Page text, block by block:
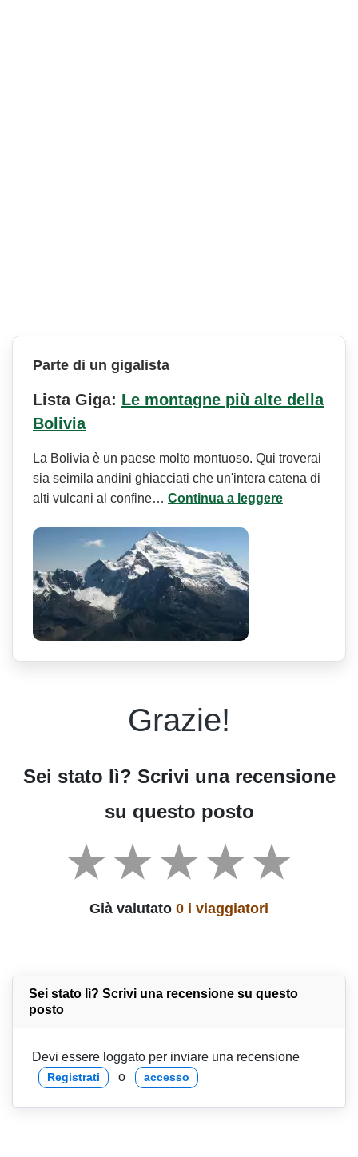
Parte di un gigalista
Lista Giga: Le montagne più alte della
Bolivia
La Bolivia è un paese molto montuoso. Qui troverai
sia seimila andini ghiacciati che un'intera catena di
alti vulcani al confine… Continua a leggere
Grazie!
Sei stato lì? Scrivi una recensione
su questo posto
Già valutato 0 i viaggiatori
Sei stato lì? Scrivi una recensione su questo
posto
Devi essere loggato per inviare una recensione
Registrati o accesso